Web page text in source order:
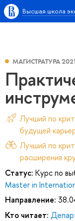
Высшая школа
МАГИСТРАТУРА
Лучший по
будущей
Лучший по
расширения
Статус: Курс по
Master in
Направление:
Кто читает: